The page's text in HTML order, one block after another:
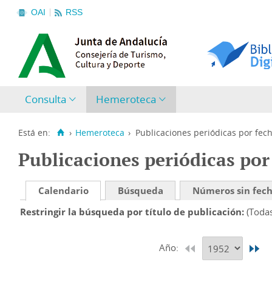
OAI RSS
Consulta Hemeroteca
Está en: › Hemeroteca › Publicaciones periódicas por
Publicaciones periódicas
Calendario Búsqueda
Números sin
Restringir la búsqueda por título de publicación
Año: